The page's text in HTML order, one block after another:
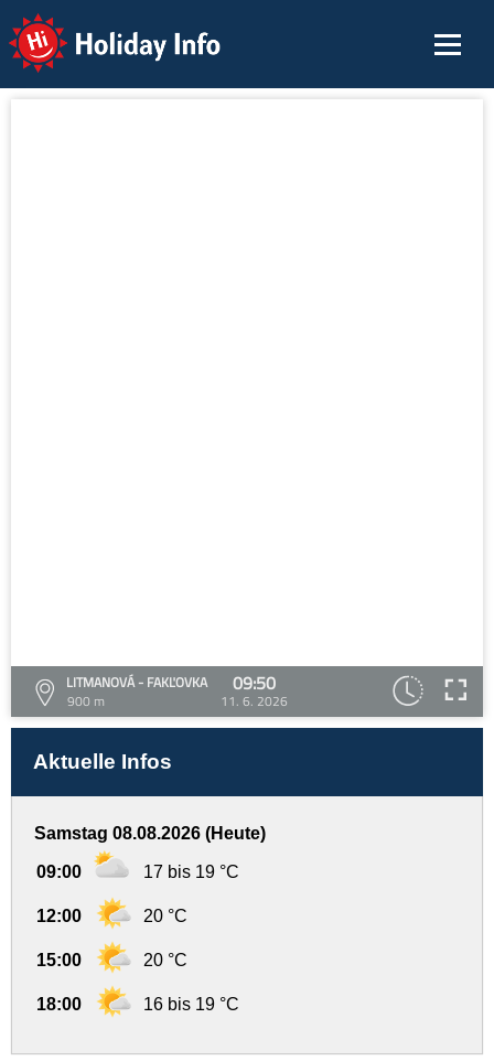
Holiday Info
LITMANOVÁ - FAKĽOVKA
900 m
09:50
11. 6. 2026
Aktuelle Infos
Samstag 08.08.2026 (Heute)
09:00 17 bis 19 °C
12:00 20 °C
15:00 20 °C
18:00 16 bis 19 °C